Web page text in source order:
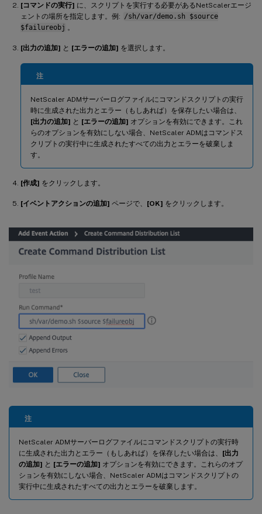
[コマンドの実行] に、スクリプトを実行する必要があるNetScalerエージ
ェントの場所を指定します。例: /sh/var/demo.sh $source
$failureobj 。
[出力の追加] と [エラーの追加] を選択します。
注
NetScaler ADMサーバーログファイルにコマンドスクリプトの実行
時に生成された出力とエラー（もしあれば）を保存したい場合は、
[出力の追加] と [エラーの追加] オプションを有効にできます。これ
らのオプションを有効にしない場合、NetScaler ADMはコマンドス
クリプトの実行中に生成されたすべての出力とエラーを破棄しま
す。
[作成] をクリックします。
[イベントアクションの追加] ページで、 [OK] をクリックします。
注
NetScaler ADMサーバーログファイルにコマンドスクリプトの実行時
に生成された出力とエラー（もしあれば）を保存したい場合は、 [出力
の追加] と [エラーの追加] オプションを有効にできます。これらのオプ
ションを有効にしない場合、NetScaler ADMはコマンドスクリプトの
実行中に生成されたすべての出力とエラーを破棄します。